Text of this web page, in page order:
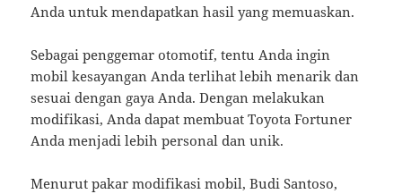
Anda untuk mendapatkan hasil yang memuaskan.
Sebagai penggemar otomotif, tentu Anda ingin
mobil kesayangan Anda terlihat lebih menarik dan
sesuai dengan gaya Anda. Dengan melakukan
modifikasi, Anda dapat membuat Toyota Fortuner
Anda menjadi lebih personal dan unik.
Menurut pakar modifikasi mobil, Budi Santoso,